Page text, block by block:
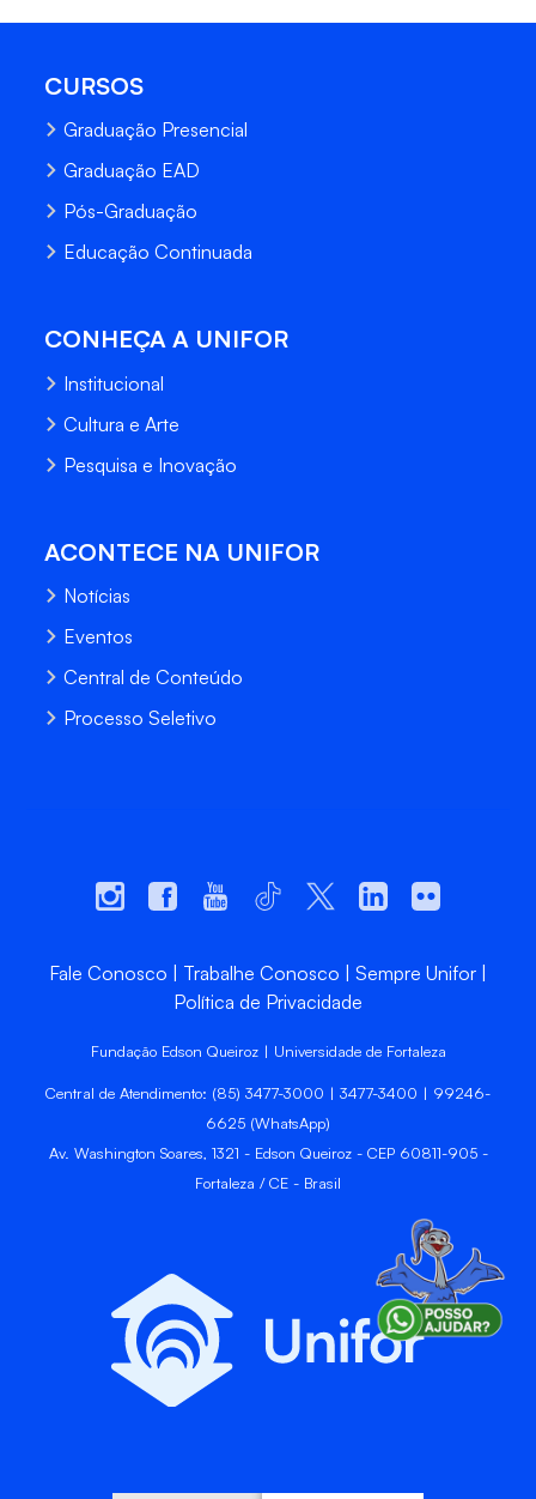
CURSOS
Graduação Presencial
Graduação EAD
Pós-Graduação
Educação Continuada
CONHEÇA A UNIFOR
Institucional
Cultura e Arte
Pesquisa e Inovação
ACONTECE NA UNIFOR
Notícias
Eventos
Central de Conteúdo
Processo Seletivo
Fale Conosco Trabalhe Conosco
Sempre Unifor
Política de Privacidade
Fundação Edson Queiroz | Universidade de Fortaleza
Central de Atendimento: (85) 3477-3000 | 3477-3400 | 99246-
6625 (WhatsApp)
Av. Washington Soares, 1321 - Edson Queiroz - CEP 60811-905 -
Fortaleza / CE - Brasil